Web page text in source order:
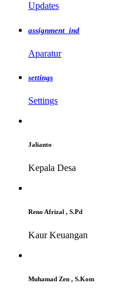
Updates
assignment_ind
Aparatur
settings
Settings
Jalianto
Kepala Desa
Reno Afrizal , S.Pd
Kaur Keuangan
Muhamad Zen , S.Kom